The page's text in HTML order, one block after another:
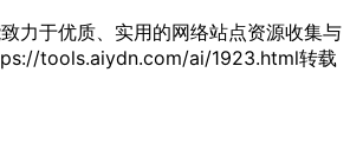
力于优质、实用的网络站点资源收集与
tools.aiydn.com/ai/1923.html转载